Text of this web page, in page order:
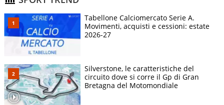
Tabellone Calciomercato Serie A.
Movimenti, acquisti e cessioni: estate
2026-27
Silverstone, le caratteristiche del
circuito dove si corre il Gp di Gran
Bretagna del Motomondiale